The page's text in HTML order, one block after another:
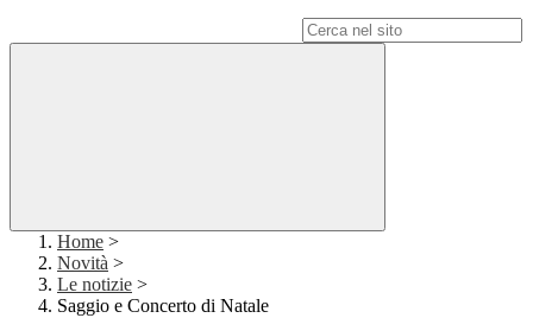
Home >
Novità >
Le notizie >
Saggio e Concerto di Natale